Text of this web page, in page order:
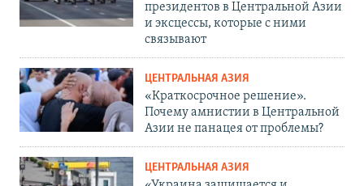
президентов в Центральной Азии
и эксцессы, которые с ними
связывают
ЦЕНТРАЛЬНАЯ АЗИЯ
«Краткосрочное решение».
Почему амнистии в Центральной
Азии не панацея от проблемы?
ЦЕНТРАЛЬНАЯ АЗИЯ